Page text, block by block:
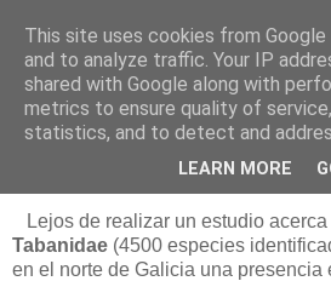
Está de pinga
19/8/12
Los tábanos autumnalis
Lejos de realizar un estudio
Tabanidae (4500 especies
en el norte de Galicia una presencia
This site uses cookies from
and to analyze traffic. Your IP
shared with Google along with
metrics to ensure quality of
statistics, and to detect and
LEARN MORE